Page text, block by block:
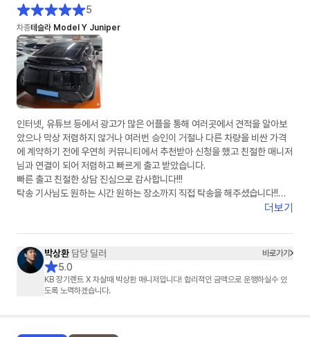
5
차종테슬라 Model Y Juniper
인터넷, 유튜브 등에서 광고가 많은 어플을 통해 여러곳에서 견적을 알아보
았으나 막상 저렴하지 않거나 여러번 승인이 거절나 다른 차량을 비싼 가격
에 계약하기 전에 우연히 커뮤니티에서 추천받아 신청을 했고 친절한 매니저
님과 연결이 되어 저렴하고 빠르게 출고 받았습니다.
빠른 출고 친절한 상담 진심으로 감사합니다!!!
탁송 기사님도 원하는 시간 원하는 장소까지 직접 탁송을 해주셨습니다!!
더보기
박상환 담당 딜러 바로가기
5.0
KB 장기렌트 X 차살때 박상환 매니저입니다! 합리적인 금액으로 운행하실수 있
도록 노력하겠습니다.